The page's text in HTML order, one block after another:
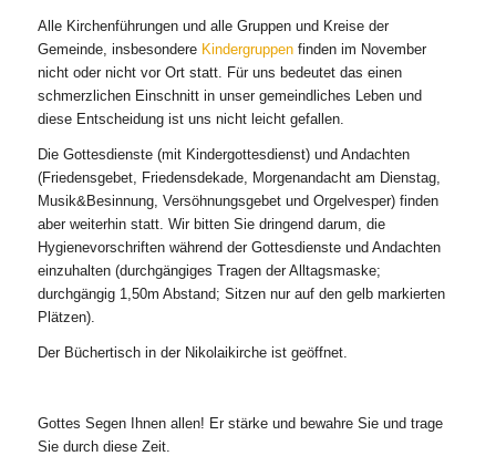
Alle Kirchenführungen und alle Gruppen und Kreise der
Gemeinde, insbesondere Kindergruppenfinden im November
nicht oder nicht vor Ort statt. Für uns bedeutet das einen
schmerzlichen Einschnitt in unser gemeindliches Leben und
diese Entscheidung ist uns nicht leicht gefallen.
Die Gottesdienste (mit Kindergottesdienst) und Andachten
(Friedensgebet, Friedensdekade, Morgenandacht am Dienstag,
Musik&Besinnung, Versöhnungsgebet und Orgelvesper) finden
aber weiterhin statt. Wir bitten Sie dringend darum, die
Hygienevorschriften während der Gottesdienste und Andachten
einzuhalten (durchgängiges Tragen der Alltagsmaske;
durchgängig 1,50m Abstand; Sitzen nur auf den gelb markierten
Plätzen).
Der Büchertisch in der Nikolaikirche ist geöffnet.
Gottes Segen Ihnen allen! Er stärke und bewahre Sie und trage
Sie durch diese Zeit.